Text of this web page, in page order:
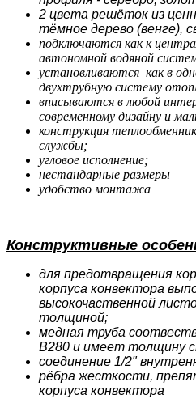
2 цвета решёток из
тёмное дерево (венге),
подключаются как к
автономной водяной
установливаются как в
двухтрубную систему
вписываются в любой
современному дизайну и
конструкция
службы;
угловое исполнение;
нестандарные размеры
удобство монтажа
Конструктивные
для предотвращения
корпуса конвектора
высокочаственной
толщиной;
медная труба
B280 и имеет толщину
соединение 1/2"
рёбра жесткости,
корпуса конвектора